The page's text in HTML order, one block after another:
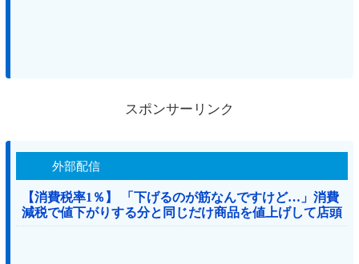
スポンサーリンク
外部配信
【消費税率1％】 「下げるのが筋なんですけど…」消費
減税で値下がりする分と同じだけ商品を値上げして店頭
価格を変えない店も